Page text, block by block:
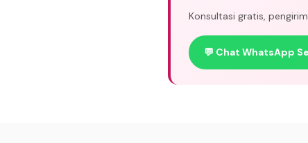
Konsultasi gratis,
💬 Chat WhatsApp